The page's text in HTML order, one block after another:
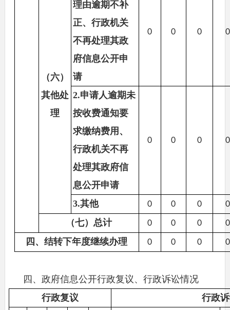
（六）
其他处
理
理由逾期不补
正、行政机关
不再处理其政
府信息公开申
请
0 0 0 0
2.申请人逾期未
按收费通知要
求缴纳费用、
行政机关不再
处理其政府信
息公开申请
0 0 0 0
3.其他 0 0 0 0
（七）总计 0 0 0 0
四、结转下年度继续办理 0 0 0 0
四、政府信息公开行政复议、行政诉讼情况
行政复议
行政